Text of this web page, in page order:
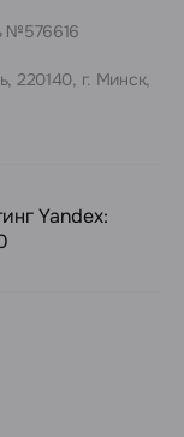
№576616
220140, г. Минск,
Yandex: